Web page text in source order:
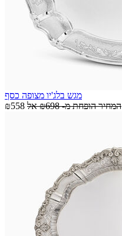
מגש בלג'יו מצופה כסף
₪558
המחיר הופחת מ-₪698 אל